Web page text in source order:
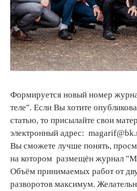
Формируется новый номер
теле". Если Вы хотите
статью, то присылайте свои
электронный адрес:
Вы сможете лучше понять,
на котором размещён журнал
Объём принимаемых работ от
разворотов максимум.